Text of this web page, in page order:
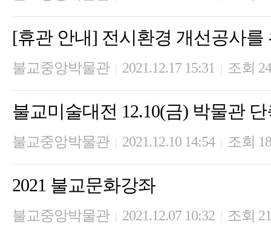
[휴관 안내] 전시환경 개선공사를
불교중앙박물관 2021.12.17 15:31 조회
불교미술대전 12.10(금) 박물관
불교중앙박물관 2021.12.10 14:54 조회
2021 불교문화강좌
불교중앙박물관 2021.12.07 10:32 조회